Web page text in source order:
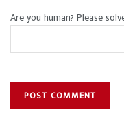
Are you human? Please